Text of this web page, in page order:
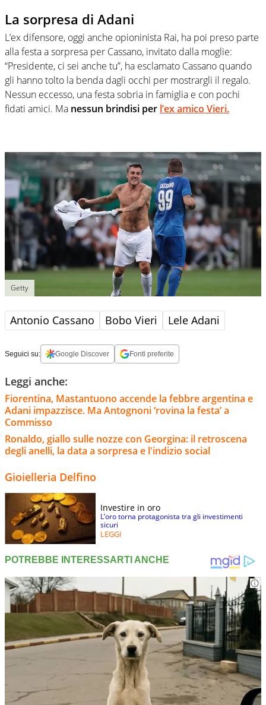
La sorpresa di Adani
L’ex difensore, oggi anche opioninista Rai, ha poi preso parte
alla festa a sorpresa per Cassano, invitato dalla moglie:
“Presidente, ci sei anche tu”, ha esclamato Cassano quando
gli hanno tolto la benda dagli occhi per mostrargli il regalo.
Nessun eccesso, una festa sobria in famiglia e con pochi
fidati amici. Ma nessun brindisi per l’ex amico Vieri.
Getty
Antonio Cassano Bobo Vieri Lele Adani
Seguici su: Google Discover Fonti preferite
Leggi anche:
Fiorentina, Mastantuono accende la febbre argentina e
Adani impazzisce. Ma Antognoni ‘rovina la festa’ a
Commisso
Ronaldo, giallo sulle nozze con Georgina: il retroscena
degli anelli, la data a sorpresa e l'indizio social
Gioielleria Delfino
Investire in oro
L’oro torna protagonista tra gli investimenti
sicuri
LEGGI